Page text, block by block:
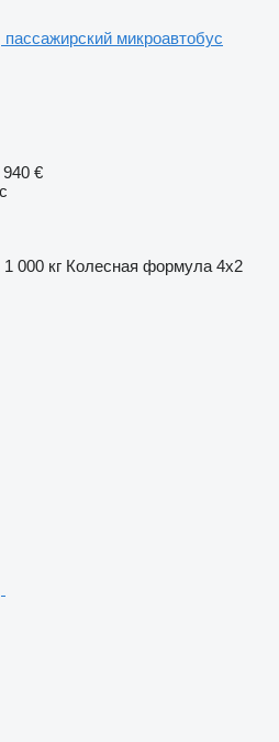
пассажирский микроавтобус
€
1 000 кг Колесная формула 4x2